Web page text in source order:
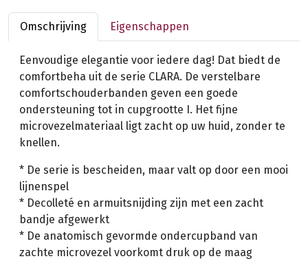
Omschrijving Eigenschappen
Eenvoudige elegantie voor iedere dag! Dat biedt de
comfortbeha uit de serie CLARA. De verstelbare
comfortschouderbanden geven een goede
ondersteuning tot in cupgrootte I. Het fijne
microvezelmateriaal ligt zacht op uw huid, zonder te
knellen.
* De serie is bescheiden, maar valt op door een mooi
lijnenspel
* Decolleté en armuitsnijding zijn met een zacht
bandje afgewerkt
* De anatomisch gevormde ondercupband van
zachte microvezel voorkomt druk op de maag